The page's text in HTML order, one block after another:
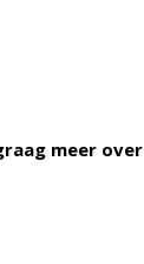
meer over